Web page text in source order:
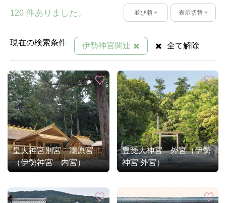
120 件ありました。 並び順 表示切替
現在の検索条件 伊勢神宮関連 全て解除
皇大神宮別宮 瀧原宮
（伊勢神宮 内宮）
豊受大神宮 外宮（伊勢
神宮 外宮）